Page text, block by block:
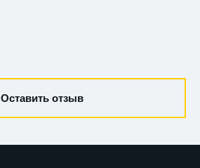
Оставить отзыв